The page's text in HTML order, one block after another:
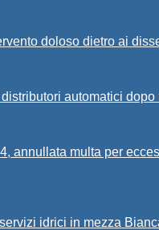
doloso dietro ai
automatici dopo
annullata multa per
idrici in mezza